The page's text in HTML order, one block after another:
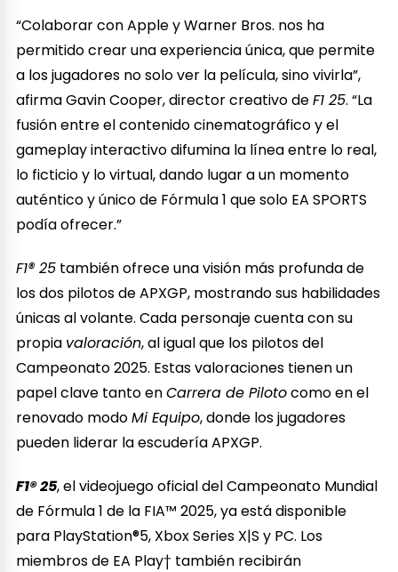
“Colaborar con Apple y Warner Bros. nos ha
permitido crear una experiencia única, que permite
a los jugadores no solo ver la película, sino vivirla”,
afirma Gavin Cooper, director creativo deF1 25. “La
fusión entre el contenido cinematográfico y el
gameplay interactivo difumina la línea entre lo real,
lo ficticio y lo virtual, dando lugar a un momento
auténtico y único de Fórmula 1 que solo EA SPORTS
podía ofrecer.”
F1® 25 también ofrece una visión más profunda de
los dos pilotos de APXGP, mostrando sus habilidades
únicas al volante. Cada personaje cuenta con su
propia valoración, al igual que los pilotos del
Campeonato 2025. Estas valoraciones tienen un
papel clave tanto enCarrera de Pilotocomo en el
renovado modoMi Equipo, donde los jugadores
pueden liderar la escudería APXGP.
F1® 25, el videojuego oficial del Campeonato Mundial
de Fórmula 1 de la FIA™ 2025, ya está disponible
para PlayStation®5, Xbox Series X|S y PC. Los
miembros de EA Play† también recibirán